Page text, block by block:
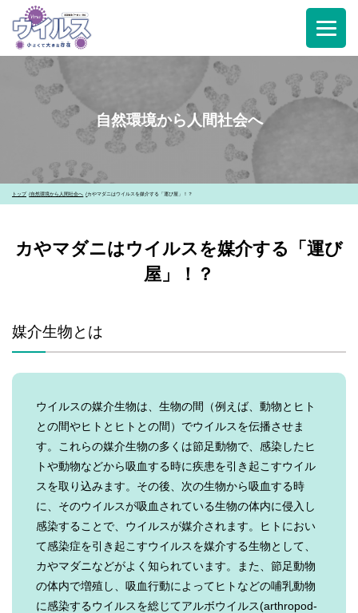
自然環境から人間社会へ
トップ 自然環境から人間社会へ カやマダニはウイルスを媒介する「運び屋」！？
カやマダニはウイルスを媒介する「運び
屋」！？
媒介生物とは
ウイルスの媒介生物は、生物の間（例えば、動物とヒト
との間やヒトとヒトとの間）でウイルスを伝播させま
す。これらの媒介生物の多くは節足動物で、感染したヒ
トや動物などから吸血する時に疾患を引き起こすウイル
スを取り込みます。その後、次の生物から吸血する時
に、そのウイルスが吸血されている生物の体内に侵入し
感染することで、ウイルスが媒介されます。ヒトにおい
て感染症を引き起こすウイルスを媒介する生物として、
カやマダニなどがよく知られています。また、節足動物
の体内で増殖し、吸血行動によってヒトなどの哺乳動物
に感染するウイルスを総じてアルボウイルス(arthropod-